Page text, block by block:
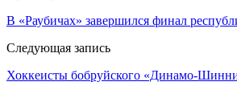
В «Раубичах» завершился финал
Следующая запись
Хоккеисты бобруйского «Динамо-